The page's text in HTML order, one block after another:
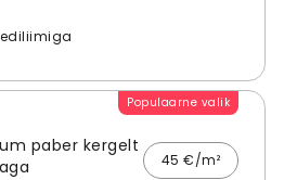
Populaarne valik
paber kergelt
45 €/m²